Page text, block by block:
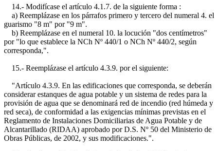
14.- Modifícase el artículo 4.1.7. de la siguiente forma :
a) Reemplázase en los párrafos primero y tercero del numeral 4. el
guarismo "8 m" por "9 m".
b) Reemplázase en el numeral 10. la locución "dos centímetros"
por "lo que establece la NCh Nº 440/1 o NCh Nº 440/2, según
corresponda,".
15.- Reemplázase el artículo 4.3.9. por el siguiente:
"Artículo 4.3.9. En las edificaciones que corresponda, se deberán
considerar estanques de agua potable y un sistema de redes para la
provisión de agua que se denominará red de incendio (red húmeda y
red seca), de conformidad a las exigencias mínimas previstas en el
Reglamento de Instalaciones Domiciliarias de Agua Potable y de
Alcantarillado (RIDAA) aprobado por D.S. Nº 50 del Ministerio de
Obras Públicas, de 2002, y sus modificaciones.".